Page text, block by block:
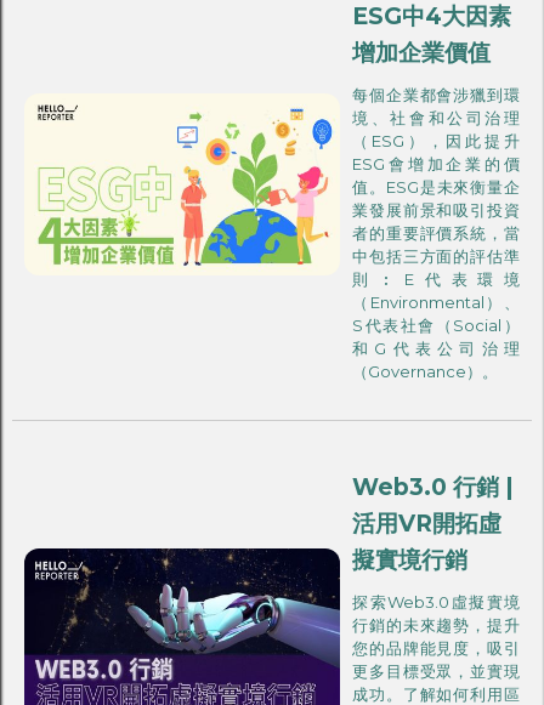
ESG中4大因素
增加企業價值
每個企業都會涉獵到環
境、社會和公司治理
（ESG），因此提升
ESG會增加企業的價
值。ESG是未來衡量企
業發展前景和吸引投資
者的重要評價系統，當
中包括三方面的評估準
則︰E代表環境
（Environmental）、
S代表社會（Social）
和G代表公司治理
（Governance）。
Web3.0 行銷 |
活用VR開拓虛
擬實境行銷
探索Web3.0虛擬實境
行銷的未來趨勢，提升
您的品牌能見度，吸引
更多目標受眾，並實現
成功。了解如何利用區